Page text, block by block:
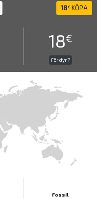
18€ KÖPA
18€
För dyr ?
Fossil